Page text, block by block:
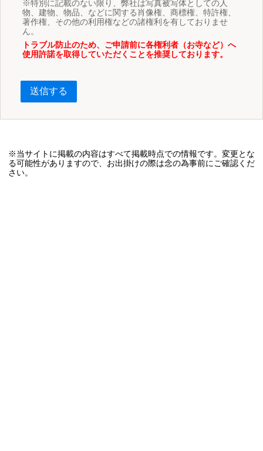
※特別に記載のない限り、弊社は写真被写体としての人
物、建物、物品、などに関する肖像権、商標権、特許権、
著作権、その他の利用権などの諸権利を有しておりませ
ん。
トラブル防止のため、ご申請前に各権利者（お寺など）へ
使用許諾を取得していただくことを推奨しております。
送信する
※当サイトに掲載の内容はすべて掲載時点での情報です。変更とな
る可能性がありますので、お出掛けの際は念の為事前にご確認くだ
さい。